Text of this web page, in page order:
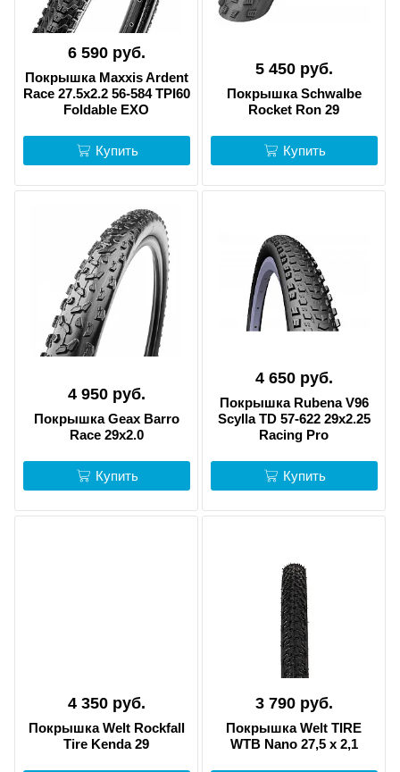
6 590 руб.
Покрышка Maxxis Ardent
Race 27.5x2.2 56-584 TPI60
Foldable EXO
Купить
5 450 руб.
Покрышка Schwalbe
Rocket Ron 29
Купить
4 950 руб.
Покрышка Geax Barro
Race 29x2.0
Купить
4 650 руб.
Покрышка Rubena V96
Scylla TD 57-622 29x2.25
Racing Pro
Купить
4 350 руб.
Покрышка Welt Rockfall
Tire Kenda 29
3 790 руб.
Покрышка Welt TIRE
WTB Nano 27,5 x 2,1